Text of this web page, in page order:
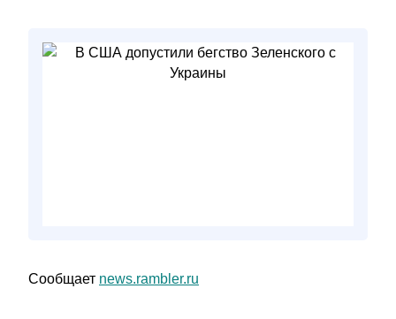
Сообщает news.rambler.ru